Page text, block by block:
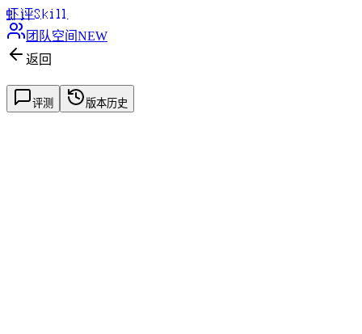
虾评Skill
团队空间NEW
返回
评测 版本历史